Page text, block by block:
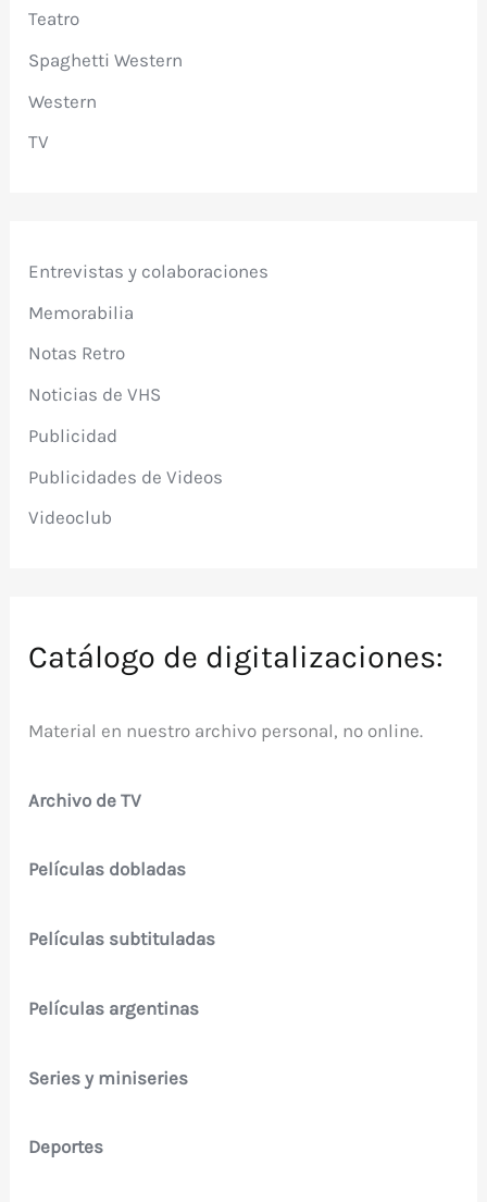
Teatro
Spaghetti Western
Western
TV
Entrevistas y colaboraciones
Memorabilia
Notas Retro
Noticias de VHS
Publicidad
Publicidades de Videos
Videoclub
Catálogo de digitalizaciones:
Material en nuestro archivo personal, no online.
Archivo de TV
Películas dobladas
Películas subtituladas
Películas argentinas
Series y miniseries
Deportes